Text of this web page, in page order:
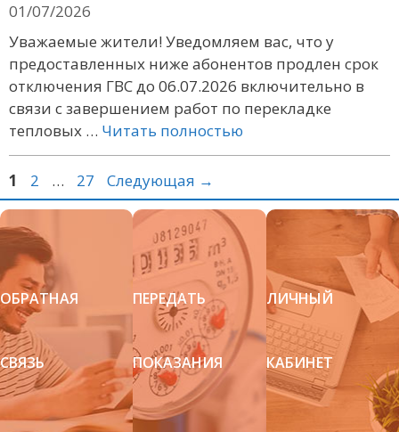
01/07/2026
Уважаемые жители! Уведомляем вас, что у
предоставленных ниже абонентов продлен срок
отключения ГВС до 06.07.2026 включительно в
связи с завершением работ по перекладке
тепловых … Читать полностью
Страница
1 Страница
2 … Страница
27 Следующая →
ОБРАТНАЯ
СВЯЗЬ
ПЕРЕДАТЬ
ПОКАЗАНИЯ
ЛИЧНЫЙ
КАБИНЕТ